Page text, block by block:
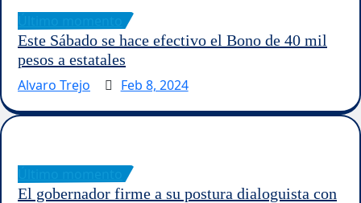
Este Sábado se hace efectivo el Bono de 40 mil
pesos a estatales
Alvaro Trejo
Feb 8, 2024
El gobernador firme a su postura dialoguista con